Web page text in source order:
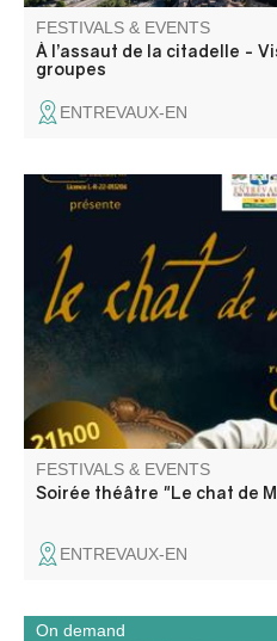
FESTIVALS & EVENTS
À l’assaut de la citadelle -
groupes
ENTREVAUX-EN
Linsolas
FESTIVALS & EVENTS
Soirée théâtre "Le chat de
ENTREVAUX-EN
On demand